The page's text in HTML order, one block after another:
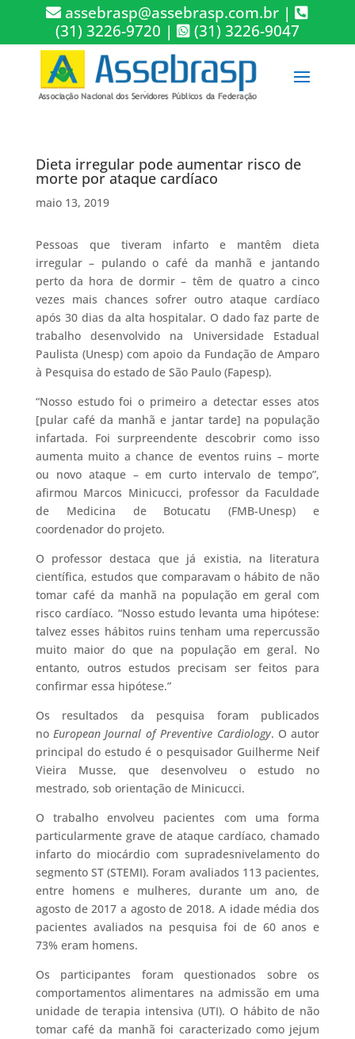
assebrasp@assebrasp.com.br |
(31) 3226-9720 | (31) 3226-9047
Dieta irregular pode aumentar risco de
morte por ataque cardíaco
maio 13, 2019
Pessoas que tiveram infarto e mantêm dieta
irregular – pulando o café da manhã e jantando
perto da hora de dormir – têm de quatro a cinco
vezes mais chances sofrer outro ataque cardíaco
após 30 dias da alta hospitalar. O dado faz parte de
trabalho desenvolvido na Universidade Estadual
Paulista (Unesp) com apoio da Fundação de Amparo
à Pesquisa do estado de São Paulo (Fapesp).
“Nosso estudo foi o primeiro a detectar esses atos
[pular café da manhã e jantar tarde] na população
infartada. Foi surpreendente descobrir como isso
aumenta muito a chance de eventos ruins – morte
ou novo ataque – em curto intervalo de tempo”,
afirmou Marcos Minicucci, professor da Faculdade
de Medicina de Botucatu (FMB-Unesp) e
coordenador do projeto.
O professor destaca que já existia, na literatura
científica, estudos que comparavam o hábito de não
tomar café da manhã na população em geral com
risco cardíaco. “Nosso estudo levanta uma hipótese:
talvez esses hábitos ruins tenham uma repercussão
muito maior do que na população em geral. No
entanto, outros estudos precisam ser feitos para
confirmar essa hipótese.”
Os resultados da pesquisa foram publicados
noEuropean Journal of Preventive Cardiology. O autor
principal do estudo é o pesquisador Guilherme Neif
Vieira Musse, que desenvolveu o estudo no
mestrado, sob orientação de Minicucci.
O trabalho envolveu pacientes com uma forma
particularmente grave de ataque cardíaco, chamado
infarto do miocárdio com supradesnivelamento do
segmento ST (STEMI). Foram avaliados 113 pacientes,
entre homens e mulheres, durante um ano, de
agosto de 2017 a agosto de 2018. A idade média dos
pacientes avaliados na pesquisa foi de 60 anos e
73% eram homens.
Os participantes foram questionados sobre os
comportamentos alimentares na admissão em uma
unidade de terapia intensiva (UTI). O hábito de não
tomar café da manhã foi caracterizado como jejum